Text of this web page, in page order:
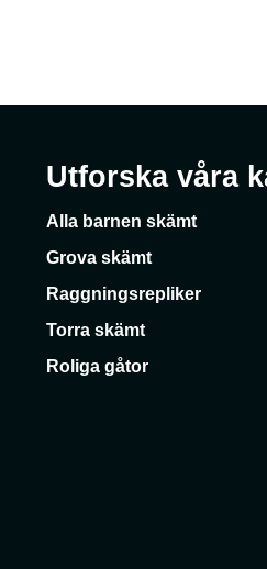
Utforska våra
Alla barnen skämt
Grova skämt
Raggningsrepliker
Torra skämt
Roliga gåtor